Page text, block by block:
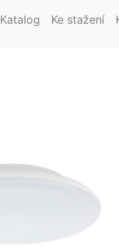
Katalog Ke stažení